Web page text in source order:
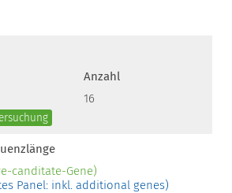
Anzahl
16
canditate-Gene)
Panel: inkl. additional genes)